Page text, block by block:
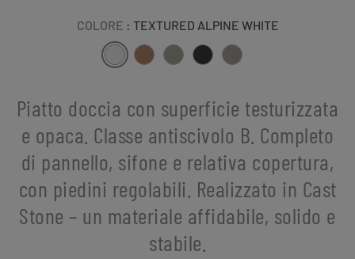
COLORE : TEXTURED ALPINE WHITE
Piatto doccia con superficie testurizzata
e opaca. Classe antiscivolo B. Completo
di pannello, sifone e relativa copertura,
con piedini regolabili. Realizzato in Cast
Stone – un materiale affidabile, solido e
stabile.